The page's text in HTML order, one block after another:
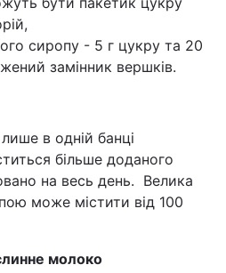
сиропу - 5 г цукру та 20
замінник вершків.
в одній банці
більше доданого
на весь день. Велика
може містити від 100
молоко